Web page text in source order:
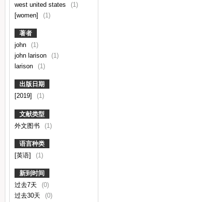
west united states
(1)
[women]
(1)
著者
john
(1)
john larison
(1)
larison
(1)
出版日期
[2019]
(1)
文献类型
外文图书
(1)
语言种类
[英语]
(1)
新到时间
过去7天
(0)
过去30天
(0)